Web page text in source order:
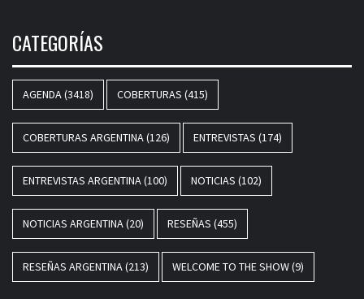
CATEGORÍAS
AGENDA(3418) COBERTURAS (415)
COBERTURAS ARGENTINA(126) ENTREVISTAS (174)
ENTREVISTAS ARGENTINA(100) NOTICIAS (102)
NOTICIAS ARGENTINA(20) RESEÑAS (455)
RESEÑAS ARGENTINA(213) WELCOME TO THE SHOW(9)